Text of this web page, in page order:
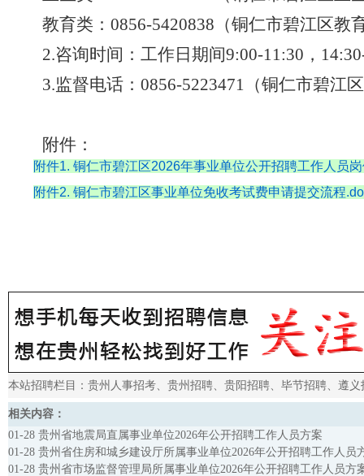
教育类： 0856-5420838（铜仁市碧江区教
2.咨询时间：工作日期间9:00-11:30，
3.监督电话：0856-5223471 （铜仁市碧江区
附件：
附件1. 铜仁市碧江区2026年事业单位公开招聘工作人员
附件2. 铜仁市碧江区事业单位免收考试费申请提交流程
本站招聘栏目： 贵州人事招考、 贵州招聘、 贵阳招聘、 毕节招聘、 遵义
相关内容：
01-28 贵州省地震局直属事业单位2026年公开招聘工作人员方案
01-28 贵州省住房和城乡建设厅所属事业单位2026年公开招聘工作人员
01-28 贵州省市场监督管理局所属事业单位2026年公开招聘工作人员方